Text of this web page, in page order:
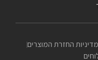
מדיניות החזרת המוצרים